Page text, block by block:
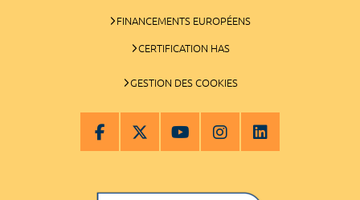
FINANCEMENTS EUROPÉENS
CERTIFICATION HAS
GESTION DES COOKIES